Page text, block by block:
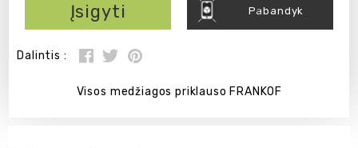
Įsigyti Pabandyk
Dalintis :
Visos medžiagos priklauso FRANKOF